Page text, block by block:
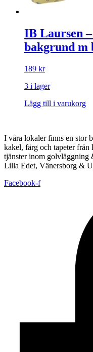
IB Laursen
bakgrund m
189 kr
3 i lager
Lägg till i varukorg
I våra lokaler finns en stor
kakel, färg och tapeter
tjänster inom golvläggning
Lilla Edet, Vänersborg &
Facebook-f